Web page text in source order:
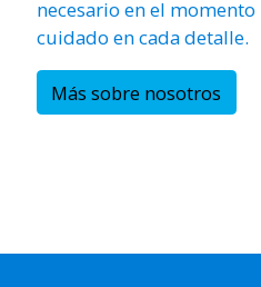
necesario en el
cuidado en cada detalle.
Más sobre nosotros